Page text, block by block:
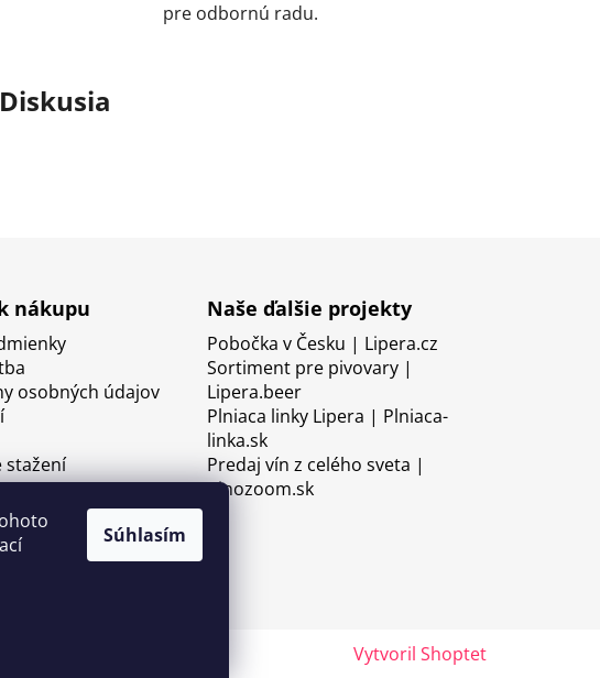
Súhlasím
pre odbornú radu.
Diskusia
nákupu
osobných údajov
stažení
Naše ďalšie projekty
Pobočka v Česku | Lipera.cz
Sortiment pre pivovary |
Lipera.beer
Plniaca linky Lipera | Plniaca-
linka.sk
Predaj vín z celého sveta |
Vinozoom.sk
Vytvoril Shoptet